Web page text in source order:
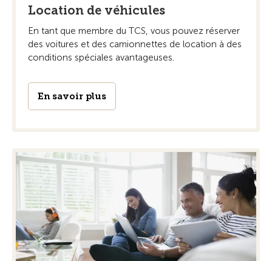
Location de véhicules
En tant que membre du TCS, vous pouvez réserver
des voitures et des camionnettes de location à des
conditions spéciales avantageuses.
En savoir plus